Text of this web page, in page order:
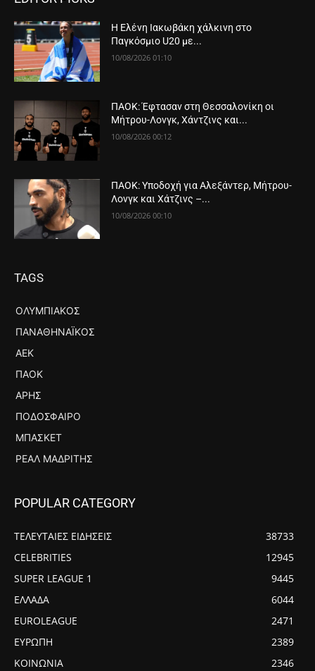
Η Ελένη Ιακωβάκη χάλκινη στο
Παγκόσμιο U20 με...
10/08/2026 01:10
ΠΑΟΚ: Έφτασαν στη Θεσσαλονίκη οι
Μήτρου-Λονγκ, Χάντζινς και...
10/08/2026 00:12
ΠΑΟΚ: Υποδοχή για Αλεξάντερ, Μήτρου-
Λονγκ και Χάτζινς –...
10/08/2026 00:10
TAGS
ΟΛΥΜΠΙΑΚΌΣ
ΠΑΝΑΘΗΝΑΪΚΌΣ
ΑΕΚ
ΠΑΟΚ
ΆΡΗΣ
ΠΟΔΌΣΦΑΙΡΟ
ΜΠΆΣΚΕΤ
ΡΕΆΛ ΜΑΔΡΊΤΗΣ
POPULAR CATEGORY
ΤΕΛΕΥΤΑΙΕΣ ΕΙΔΗΣΕΙΣ
38733
CELEBRITIES
12945
SUPER LEAGUE 1
9445
ΕΛΛΑΔΑ
6044
EUROLEAGUE
2471
ΕΥΡΩΠΗ
2389
ΚΟΙΝΩΝΙΑ
2346